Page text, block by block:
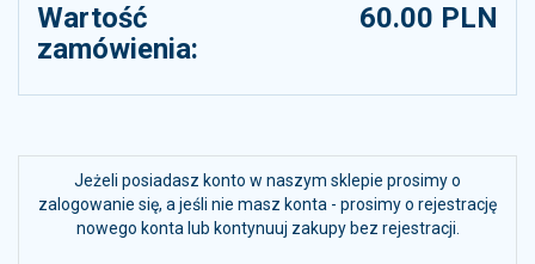
Wartość
zamówienia:
60.00 PLN
Jeżeli posiadasz konto w naszym sklepie prosimy o
zalogowanie się, a jeśli nie masz konta - prosimy o rejestrację
nowego konta lub kontynuuj zakupy bez rejestracji.